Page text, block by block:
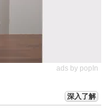
ads by popIn
深入了解